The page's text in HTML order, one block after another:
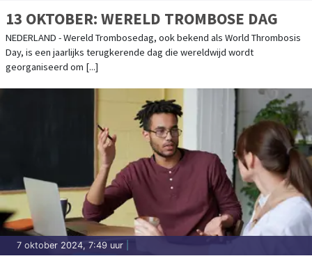
13 OKTOBER: WERELD TROMBOSE DAG
NEDERLAND - Wereld Trombosedag, ook bekend als World Thrombosis
Day, is een jaarlijks terugkerende dag die wereldwijd wordt
georganiseerd om [...]
7 oktober 2024, 7:49 uur